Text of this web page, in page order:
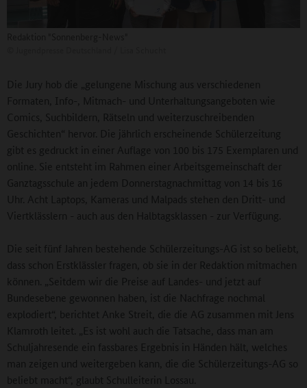
Die Jury hob die „gelungene Mischung aus verschiedenen
Formaten, Info-, Mitmach- und Unterhaltungsangeboten wie
Comics, Suchbildern, Rätseln und weiterzuschreibenden
Geschichten“ hervor. Die jährlich erscheinende Schülerzeitung
gibt es gedruckt in einer Auflage von 100 bis 175 Exemplaren und
online. Sie entsteht im Rahmen einer Arbeitsgemeinschaft der
Ganztagsschule an jedem Donnerstagnachmittag von 14 bis 16
Uhr. Acht Laptops, Kameras und Malpads stehen den Dritt- und
Viertklässlern - auch aus den Halbtagsklassen - zur Verfügung.
Die seit fünf Jahren bestehende Schülerzeitungs-AG ist so beliebt,
dass schon Erstklässler fragen, ob sie in der Redaktion mitmachen
können. „Seitdem wir die Preise auf Landes- und jetzt auf
Bundesebene gewonnen haben, ist die Nachfrage nochmal
explodiert“, berichtet Anke Streit, die die AG zusammen mit Jens
Klamroth leitet. „Es ist wohl auch die Tatsache, dass man am
Schuljahresende ein fassbares Ergebnis in Händen hält, welches
man zeigen und weitergeben kann, die die Schülerzeitungs-AG so
beliebt macht“, glaubt Schulleiterin Lossau.